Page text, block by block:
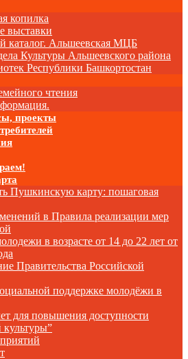
копилка
выставки
каталог. Альшеевская МЦБ
Культуры Альшеевского района
Республики Башкортостан
чтения
проекты
Пушкинскую карту: пошаговая
в Правила реализации мер
в возрасте от 14 до 22 лет от
Правительства Российской
поддержке молодёжи в
для повышения доступности
культуры”